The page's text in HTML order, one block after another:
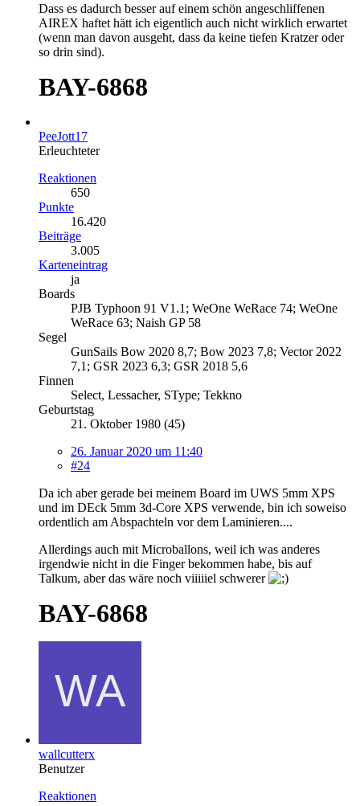
Dass es dadurch besser auf einem schön angeschliffenen
AIREX haftet hätt ich eigentlich auch nicht wirklich erwartet
(wenn man davon ausgeht, dass da keine tiefen Kratzer oder
so drin sind).
BAY-6868
PeeJott17
Erleuchteter
Reaktionen
650
Punkte
16.420
Beiträge
3.005
Karteneintrag
ja
Boards
PJB Typhoon 91 V1.1; WeOne WeRace 74; WeOne
WeRace 63; Naish GP 58
Segel
GunSails Bow 2020 8,7; Bow 2023 7,8; Vector 2022
7,1; GSR 2023 6,3; GSR 2018 5,6
Finnen
Select, Lessacher, SType; Tekkno
Geburtstag
21. Oktober 1980 (45)
26. Januar 2020 um 11:40
#24
Da ich aber gerade bei meinem Board im UWS 5mm XPS
und im DEck 5mm 3d-Core XPS verwende, bin ich soweiso
ordentlich am Abspachteln vor dem Laminieren....
Allerdings auch mit Microballons, weil ich was anderes
irgendwie nicht in die Finger bekommen habe, bis auf
Talkum, aber das wäre noch viiiiiel schwerer
BAY-6868
wallcutterx
Benutzer
Reaktionen